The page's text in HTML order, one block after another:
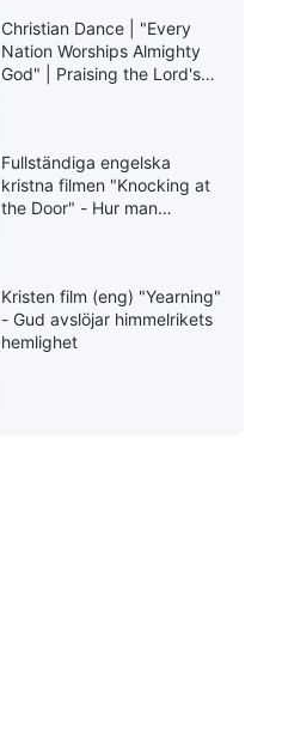
Christian Dance | "Every
Nation Worships Almighty
God" | Praising the Lord's
Fullständiga engelska
kristna filmen "Knocking at
the Door" - Hur man
Kristen film (eng) "Yearning"
- Gud avslöjar himmelrikets
hemlighet